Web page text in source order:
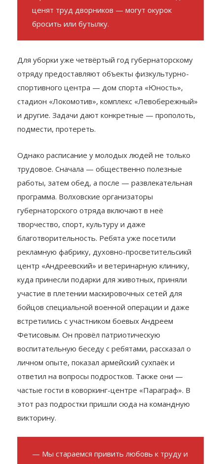
обратила внимание на то, что не все
горожане заботятся о чистоте и не всегда
ценят труд дворников — могут окурок
Для уборки уже четвёртый год губернаторскому
отряду предоставляют объекты физкультурно-
спортивного центра — дом спорта «Юность‎»‎,
стадион «Локомотив‎»‎, комплекс «Левобережный‎»‎
и другие. Задачи дают конкретные — прополоть,
Однако расписание у молодых людей не только
трудовое. Сначала — общественно полезные
работы, затем обед, а после — развлекательная
программа. Волховские организаторы
губернаторского отряда включают в неё
творчество, спорт, культуру и даже
благотворительность. Ребята уже посетили
рекламную фабрику, духовно-просветительсикй
центр «Андреевский» и ветеринарную клинику,
куда принесли подарки для животных, приняли
участие в плетении маскировочных сетей для
бойцов специальной военной операции и даже
встретились с участником боевых Андреем
Фетисовым. Он провёл патриотическую
воспитательную беседу с ребятами, рассказал о
личном опыте, показал армейский сухпаёк и
ответил на вопросы подростков. Также они —
частые гости в коворкинг-центре «Параграф‎»‎. В
этот раз подростки пришли сюда на командную
викторину.